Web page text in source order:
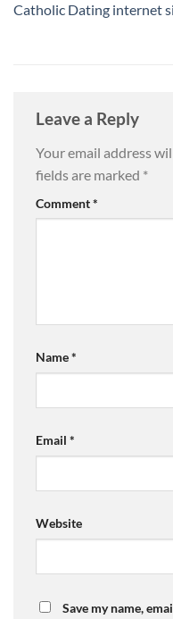
Catholic Dating internet
Leave a Reply
Your email address
fields are marked *
Comment*
Name*
Email *
Website
Save my name,